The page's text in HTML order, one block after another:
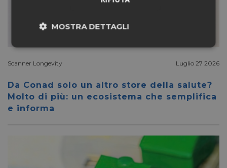
Scanner Longevity Luglio 27 2026
Da Conad solo un altro store della salute?
Molto di più: un ecosistema che semplifica
e informa
MOSTRA DETTAGLI
Necessari Marketing
Non classificati
Marketing Non classificati